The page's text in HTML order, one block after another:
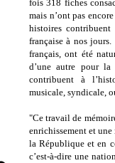
fois 318 fiches
mais n’ont pas
histoires
française à nos jours.
français, ont été
d’une autre pour
contribuent à
musicale, syndicale,
"Ce travail de
enrichissement et une
la République et en
c’est-à-dire une